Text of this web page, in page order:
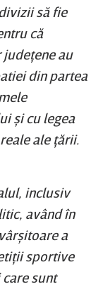
să fie
că
au
din partea
şi cu legea
ale ţării.
inclusiv
având în
a
sportive
sunt